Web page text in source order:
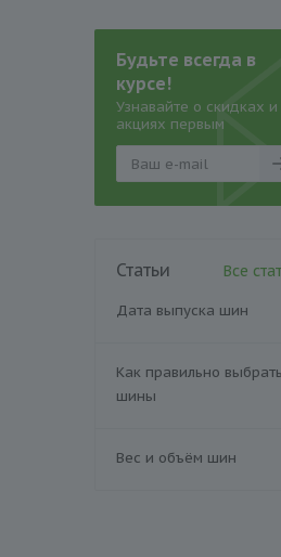
Будьте всегда в
курсе!
Узнавайте о скидках и
акциях первым
Статьи Все
Дата выпуска шин
Как правильно выбрать
шины
Вес и объём шин